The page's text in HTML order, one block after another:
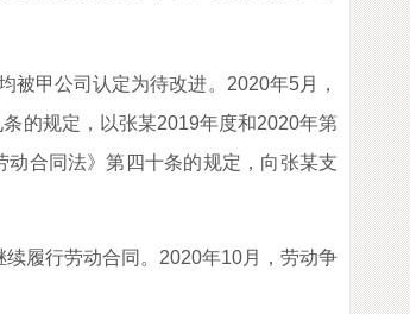
甲公司认定为待改进。2020年5月，
的规定，以张某2019年度和2020年第
合同法》第四十条的规定，向张某支
履行劳动合同。2020年10月，劳动争